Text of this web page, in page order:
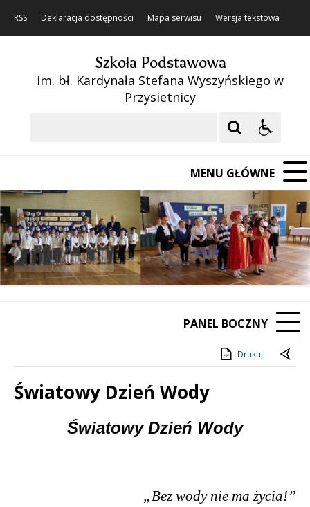
RSS Deklaracja dostępności Mapa serwisu Wersja tekstowa
Szkoła Podstawowa
im. bł. Kardynała Stefana Wyszyńskiego w
Przysietnicy
MENU GŁÓWNE
Poprzedni Element
Następny Element
❚❚
PANEL BOCZNY
Drukuj
Światowy Dzień Wody
Światowy Dzień Wody
„Bez wody nie ma życia!”